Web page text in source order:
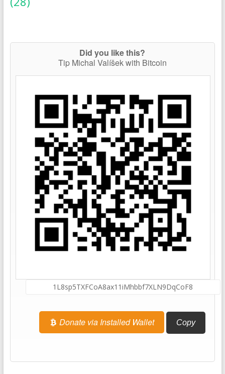
Did you like this?
Tip Michal Valíšek with Bitcoin
Donate via Installed Wallet Copy